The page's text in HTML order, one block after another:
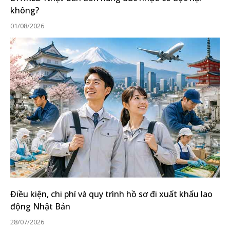
không?
01/08/2026
Điều kiện, chi phí và quy trình hồ sơ đi xuất khẩu lao
động Nhật Bản
28/07/2026